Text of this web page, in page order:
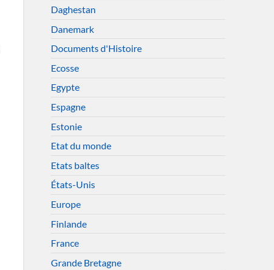
Daghestan
Danemark
Documents d'Histoire
Ecosse
Egypte
Espagne
Estonie
Etat du monde
Etats baltes
États-Unis
Europe
Finlande
France
Grande Bretagne